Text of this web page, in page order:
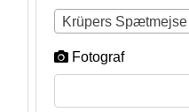
Krüpers
Fotograf